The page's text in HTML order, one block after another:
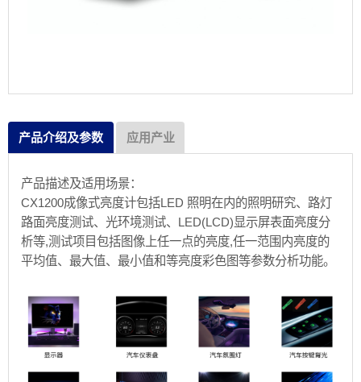
产品介绍及参数 应用产业
产品描述及适用场景：
CX1200成像式亮度计包括LED 照明在内的照明研究、路灯
路面亮度测试、光环境测试、LED(LCD)显示屏表面亮度分
析等,测试项目包括图像上任一点的亮度,任一范围内亮度的
平均值、最大值、最小值和等亮度彩色图等参数分析功能。